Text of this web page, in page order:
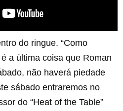
do ringue. “Como
a última coisa que Roman
não haverá piedade
sábado entraremos no
do “Heat of the Table”